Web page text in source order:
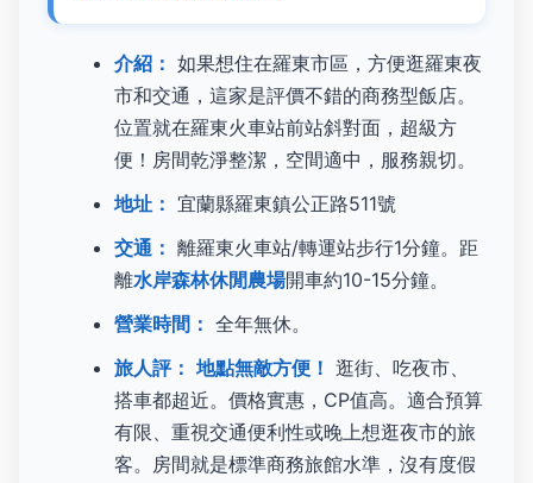
介紹： 如果想住在羅東市區，方便逛羅東夜
市和交通，這家是評價不錯的商務型飯店。
位置就在羅東火車站前站斜對面，超級方
便！房間乾淨整潔，空間適中，服務親切。
地址： 宜蘭縣羅東鎮公正路511號
交通： 離羅東火車站/轉運站步行1分鐘。距
離水岸森林休閒農場開車約10-15分鐘。
營業時間： 全年無休。
旅人評： 地點無敵方便！ 逛街、吃夜市、
搭車都超近。價格實惠，CP值高。適合預算
有限、重視交通便利性或晚上想逛夜市的旅
客。房間就是標準商務旅館水準，沒有度假